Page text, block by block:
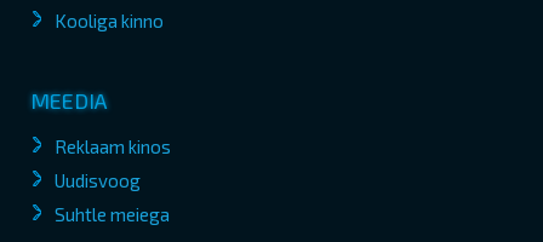
Kooliga kinno
MEEDIA
Reklaam kinos
Uudisvoog
Suhtle meiega